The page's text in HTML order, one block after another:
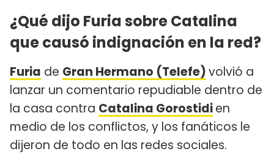
¿Qué dijo Furia sobre Catalina
que causó indignación en la red?
Furia de Gran Hermano (Telefe)volvió a
lanzar un comentario repudiable dentro de
la casa contra Catalina Gorostidien
medio de los conflictos, y los fanáticos le
dijeron de todo en las redes sociales.